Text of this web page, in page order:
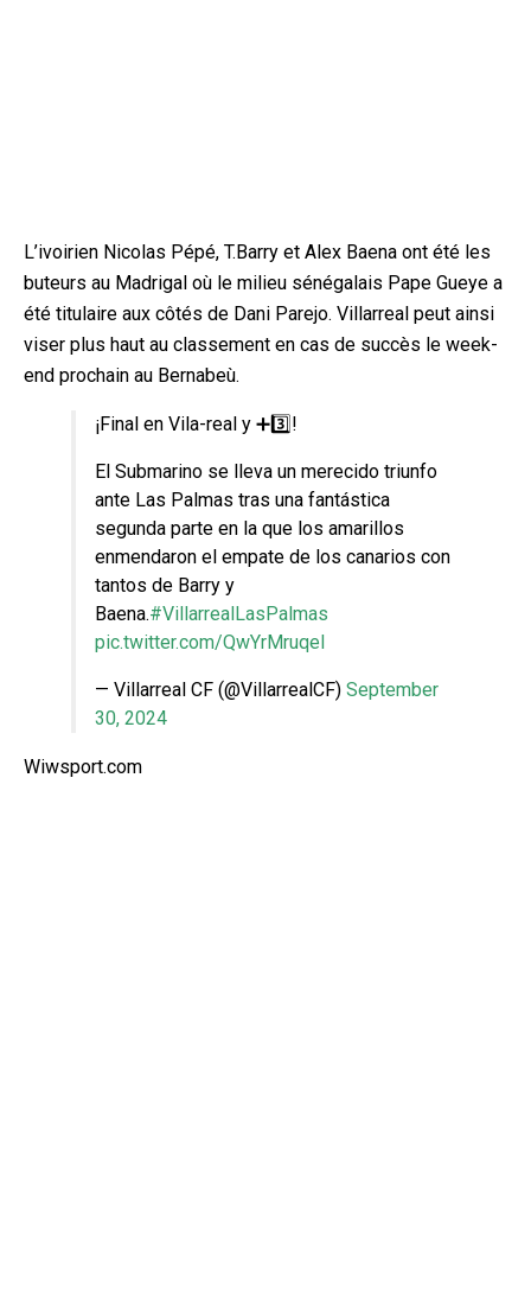
L’ivoirien Nicolas Pépé, T.Barry et Alex Baena ont été les
buteurs au Madrigal où le milieu sénégalais Pape Gueye a
été titulaire aux côtés de Dani Parejo. Villarreal peut ainsi
viser plus haut au classement en cas de succès le week-
end prochain au Bernabeù.
¡Final en Vila-real y ➕3️⃣!
El Submarino se lleva un merecido triunfo
ante Las Palmas tras una fantástica
segunda parte en la que los amarillos
enmendaron el empate de los canarios con
tantos de Barry y
Baena.#VillarrealLasPalmas
pic.twitter.com/QwYrMruqeI
— Villarreal CF (@VillarrealCF) September
30, 2024
Wiwsport.com